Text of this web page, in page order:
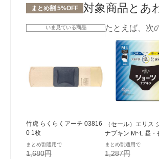
まとめ割 5%OFF 対象商品とあ
いま見ている商品
竹虎 らくらくアーチ 03816
0 1枚
まとめ割適用で
1,680円
たとえば、次
（セール）エリス
ナプキン M~L 昼・
用 ブラックカラー
（4枚入×3パック）
まとめ割適用で
1,287円